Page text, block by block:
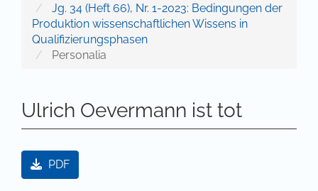
Jg. 34 (Heft 66), Nr. 1-2023: Bedingungen der
Produktion wissenschaftlichen Wissens in
Qualifizierungsphasen
Personalia
Ulrich Oevermann ist tot
Artikel-Sidebar
PDF